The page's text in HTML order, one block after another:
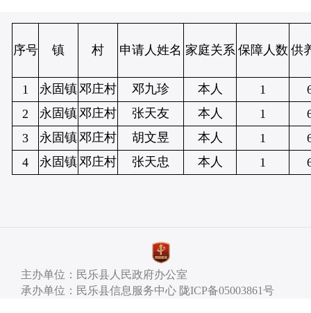
序号 镇 村 申请人姓名 家庭关系 保障人数 供
1 永固镇邓庄村 邓九珍 本人 1
2
永固镇邓庄村 张天友 本人 1
3
永固镇邓庄村 胡文昱 本人 1
4
永固镇邓庄村 张天忠 本人 1
主办单位：民乐县人民政府办公室
承办单位：民乐县信息服务中心 陇ICP备05003861号